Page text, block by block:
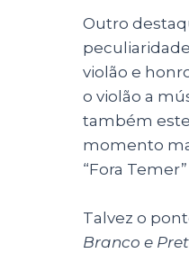
Outro
violão e
o violão a
também
momento
“Fora
Talvez o
Branco e